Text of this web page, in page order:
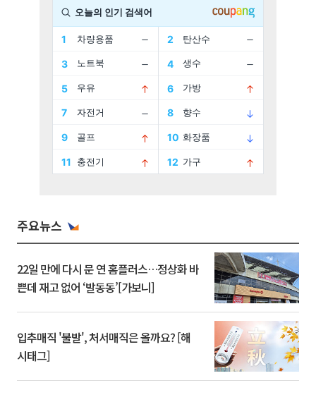
주요뉴스
22일 만에 다시 문 연 홈플러스…정상화 바
쁜데 재고 없어 ‘발동동’[가보니]
입추매직 '불발', 처서매직은 올까요? [해
시태그]